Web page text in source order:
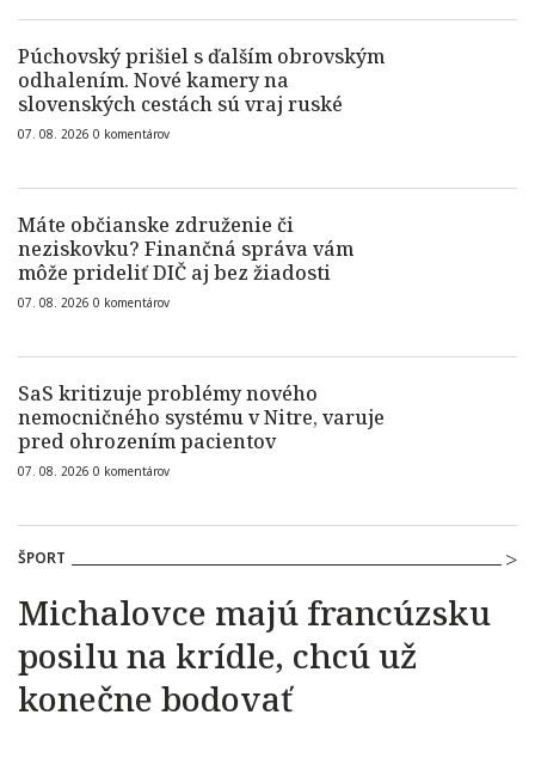
Púchovský prišiel s ďalším obrovským
odhalením. Nové kamery na
slovenských cestách sú vraj ruské
07. 08. 2026 0 komentárov
Máte občianske združenie či
neziskovku? Finančná správa vám
môže prideliť DIČ aj bez žiadosti
07. 08. 2026 0 komentárov
SaS kritizuje problémy nového
nemocničného systému v Nitre, varuje
pred ohrozením pacientov
07. 08. 2026 0 komentárov
ŠPORT